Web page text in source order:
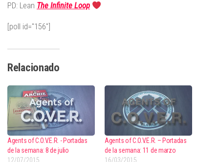
PD: Lean The Infinite Loop
[poll id="156"]
Relacionado
Agents of C.O.V.E.R. - Portadas
de la semana: 8 de julio
12/07/2015
Agents of C.O.V.E.R. – Portadas
de la semana: 11 de marzo
16/03/2015